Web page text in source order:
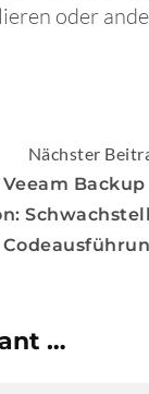
oder
Nächster
Backup
…